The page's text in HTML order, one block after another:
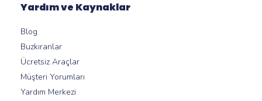
Yardım ve Kaynaklar
Blog
Buzkıranlar
Ücretsiz Araçlar
Müşteri Yorumları
Yardım Merkezi